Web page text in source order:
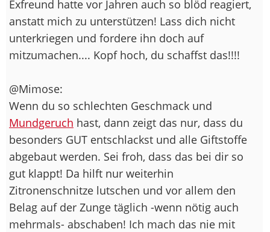
Exfreund hatte vor Jahren auch so blöd reagiert,
anstatt mich zu unterstützen! Lass dich nicht
unterkriegen und fordere ihn doch auf
mitzumachen.... Kopf hoch, du schaffst das!!!!
@Mimose:
Wenn du so schlechten Geschmack und
Mundgeruch hast, dann zeigt das nur, dass du
besonders GUT entschlackst und alle Giftstoffe
abgebaut werden. Sei froh, dass das bei dir so
gut klappt! Da hilft nur weiterhin
Zitronenschnitze lutschen und vor allem den
Belag auf der Zunge täglich -wenn nötig auch
mehrmals- abschaben! Ich mach das nie mit